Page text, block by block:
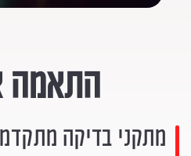
התאמה
מתקני בדיקה